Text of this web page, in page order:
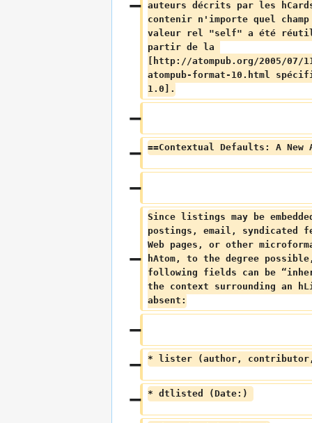
auteurs décrits par les hCards
contenir n'importe quel
valeur rel "self" a été
partir de la
[http://atompub.org/2005/
atompub-format-10.html
1.0].
==Contextual Defaults: A New
Since listings may be
postings, email, syndicated
Web pages, or other
hAtom, to the degree
following fields can be
the context surrounding an
absent:
* lister (author, contributor,
* dtlisted (Date:)